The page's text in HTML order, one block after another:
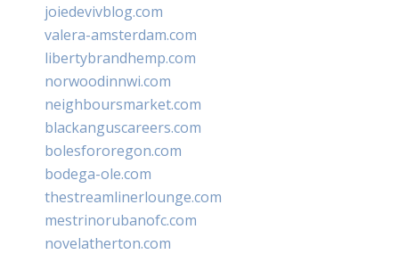
joiedevivblog.com
valera-amsterdam.com
libertybrandhemp.com
norwoodinnwi.com
neighboursmarket.com
blackanguscareers.com
bolesfororegon.com
bodega-ole.com
thestreamlinerlounge.com
mestrinorubanofc.com
novelatherton.com